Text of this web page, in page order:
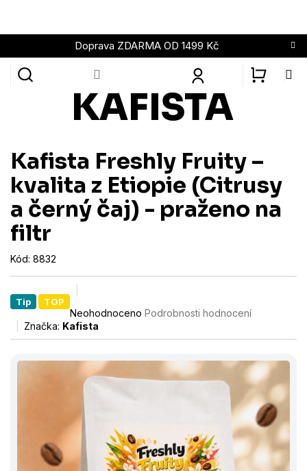
obsah
Doprava ZDARMA OD 1499 Kč
Kafista Freshly Fruity –
kvalita z Etiopie (Citrusy
a černý čaj) - praženo na
filtr
Kód: 8832
Tip TOP Průměrné
hodnocení
produktu
0,0
hvězdiček.
Neohodnoceno Podrobnosti hodnocení
Značka: Kafista